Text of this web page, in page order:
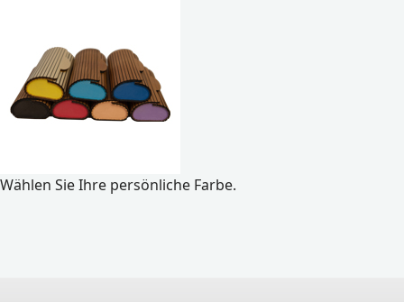
Wählen Sie Ihre persönliche Farbe.